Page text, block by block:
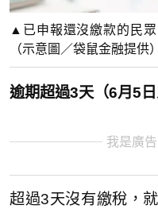
▲已申報還沒繳款的民
（示意圖／袋鼠金融提供）
逾期超過3天（6月5日
我是廣
超過3天沒有繳稅，